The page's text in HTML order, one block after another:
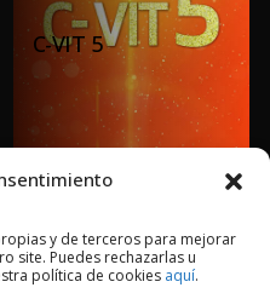
y de terceros para mejorar
site. Puedes rechazarlas u
política de cookies aquí.
C-VIT 5